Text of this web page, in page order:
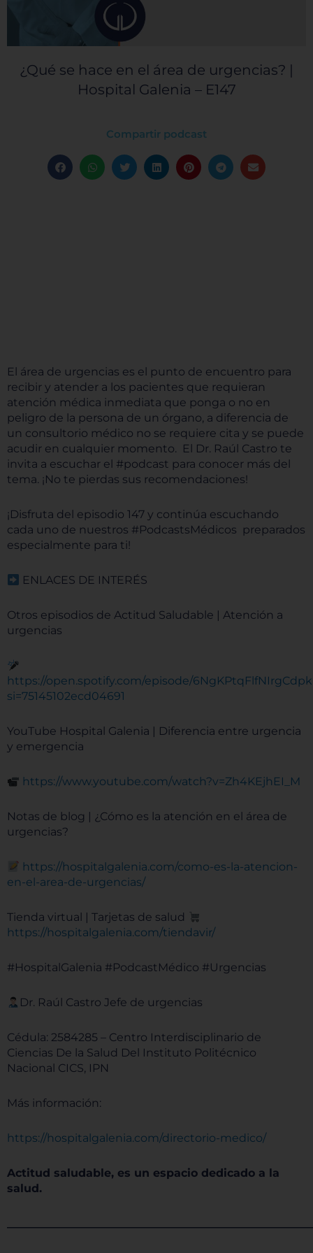
¿Qué se hace en el área de urgencias? |
Hospital Galenia – E147
Compartir podcast
El área de urgencias es el punto de encuentro para
recibir y atender a los pacientes que requieran
atención médica inmediata que ponga o no en
peligro de la persona de un órgano, a diferencia de
un consultorio médico no se requiere cita y se puede
acudir en cualquier momento. El Dr. Raúl Castro te
invita a escuchar el #podcast para conocer más del
tema. ¡No te pierdas sus recomendaciones!
¡Disfruta del episodio 147 y continúa escuchando
cada uno de nuestros #PodcastsMédicos preparados
especialmente para ti!
ENLACES DE INTERÉS
Otros episodios de Actitud Saludable | Atención a
urgencias
https://open.spotify.com/episode/
si=75145102ecd04691
YouTube Hospital Galenia | Diferencia entre urgencia
y emergencia
https://www.youtube.com/watch?v=Zh4KEjhEI_M
Notas de blog | ¿Cómo es la atención en el área de
urgencias?
https://hospitalgalenia.com/como-es-la-atencion-
en-el-area-de-urgencias/
Tienda virtual | Tarjetas de salud
https://hospitalgalenia.com/tiendavir/
#HospitalGalenia #PodcastMédico #Urgencias
Dr. Raúl Castro Jefe de urgencias
Cédula: 2584285 – Centro Interdisciplinario de
Ciencias De la Salud Del Instituto Politécnico
Nacional CICS, IPN
Más información:
https://hospitalgalenia.com/directorio-medico/
Actitud saludable, es un espacio dedicado a la
salud.